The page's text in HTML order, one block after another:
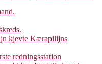
kjevte Kærapilijns
redningsstation